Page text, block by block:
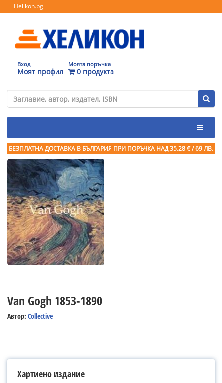
Helikon.bg
Вход
Моят профил
Моята поръчка
0 продукта
БЕЗПЛАТНА ДОСТАВКА В БЪЛГАРИЯ ПРИ ПОРЪЧКА НАД 35.28 € / 69 ЛВ.
Van Gogh 1853-1890
Автор: Collective
Хартиено издание